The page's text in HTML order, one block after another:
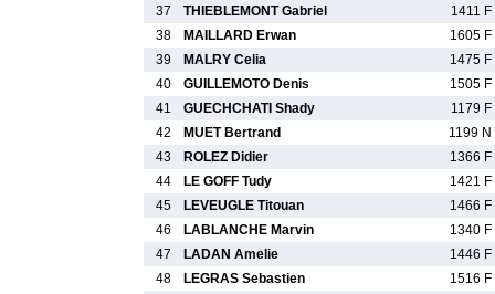
37
THIEBLEMONT Gabriel
1411 F
38
MAILLARD Erwan
1605 F
39
MALRY Celia
1475 F
40
GUILLEMOTO Denis
1505 F
41
GUECHCHATI Shady
1179 F
42
MUET Bertrand
1199 N
43
ROLEZ Didier
1366 F
44
LE GOFF Tudy
1421 F
45
LEVEUGLE Titouan
1466 F
46
LABLANCHE Marvin
1340 F
47
LADAN Amelie
1446 F
48
LEGRAS Sebastien
1516 F